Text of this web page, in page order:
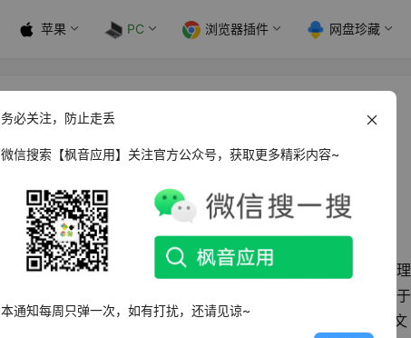
苹果 PC 浏览器插件 网盘珍藏
，它能轻松辨别电脑硬件真伪，保护电脑稳定运行，优化清理
些不必要的功能，减少内存的占用，提升工作速率！软件基于
，因为制作时为保证功能的相对完整性并保持官方源文
务必关注，防止走丢
微信搜索【枫音应用】关注官方公众号，获取更多精彩内容~
本通知每周只弹一次，如有打扰，还请见谅~